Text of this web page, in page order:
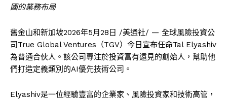
國的業務布局
舊金山和新加坡2026年5月28日 /美通社/ — 全球風險投資公
司True Global Ventures（TGV）今日宣布任命Tal Elyashiv
為普通合伙人。該公司專注於投資富有遠見的創始人，幫助他
們打造定義類別的AI優先技術公司。
Elyashiv是一位經驗豐富的企業家、風險投資家和技術高管，